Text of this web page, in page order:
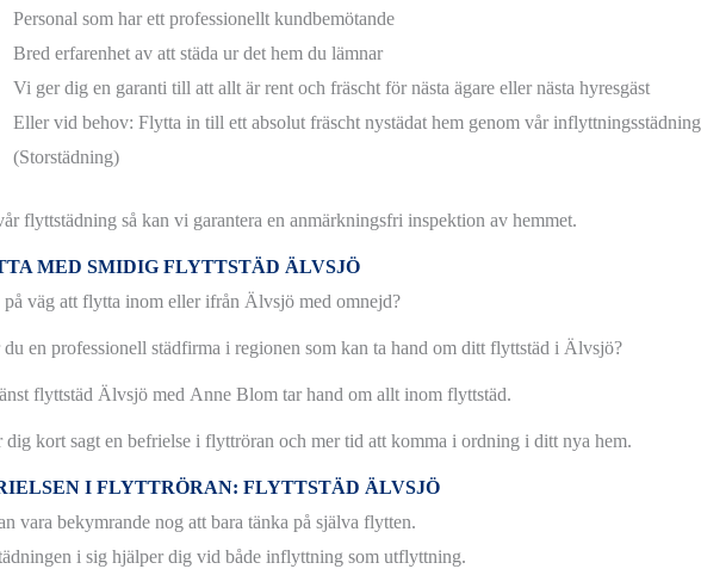
Personal som har ett professionellt kundbemötande
Bred erfarenhet av att städa ur det hem du lämnar
Vi ger dig en garanti till att allt är rent och fräscht för nästa ägare eller nästa hyresgäst
Eller vid behov: Flytta in till ett absolut fräscht nystädat hem genom vår inflyttningsstädning
(Storstädning)
flyttstädning så kan vi garantera en anmärkningsfri inspektion av hemmet.
MED SMIDIG FLYTTSTÄD ÄLVSJÖ
väg att flytta inom eller ifrån Älvsjö med omnejd?
du en professionell städfirma i regionen som kan ta hand om ditt flyttstäd i Älvsjö?
flyttstäd Älvsjö med Anne Blom tar hand om allt inom flyttstäd.
dig kort sagt en befrielse i flyttröran och mer tid att komma i ordning i ditt nya hem.
I FLYTTRÖRAN: FLYTTSTÄD ÄLVSJÖ
vara bekymrande nog att bara tänka på själva flytten.
i sig hjälper dig vid både inflyttning som utflyttning.